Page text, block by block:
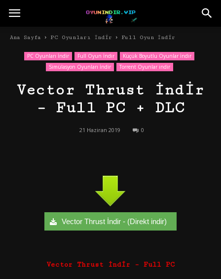
Ana Sayfa PC Oyunları İndir Full Oyun İndir
PC Oyunları İndir Full Oyun İndir
Küçük Boyutlu Oyunlar İndir
Simülasyon Oyunları İndir
Torrent Oyunlar indir
Vector Thrust İndir
– Full PC + DLC
21 Haziran 2019 0
Vector Thrust İndir - (Direkt indir)
Vector Thrust İndir – Full PC